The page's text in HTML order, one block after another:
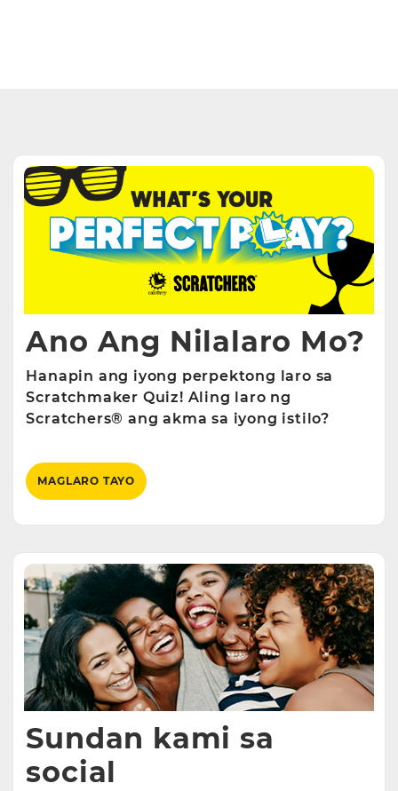
Ano Ang Nilalaro Mo?
Hanapin ang iyong perpektong laro sa
Scratchmaker Quiz! Aling laro ng
Scratchers® ang akma sa iyong istilo?
MAGLARO TAYO
Sundan kami sa
social